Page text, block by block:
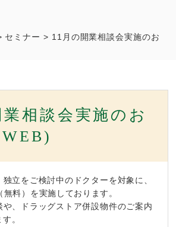
セミナー > 11月の開業相談会実施のお
相談会実施のお
立をご検討中のドクターを対象に、
料）を実施しております。
や、ドラッグストア併設物件のご案内
。